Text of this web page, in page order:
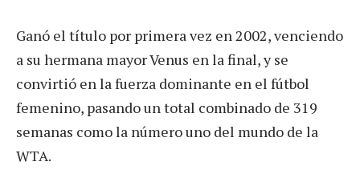
Ganó el título por primera vez en 2002, venciendo
a su hermana mayor Venus en la final, y se
convirtió en la fuerza dominante en el fútbol
femenino, pasando un total combinado de 319
semanas como la número uno del mundo de la
WTA.